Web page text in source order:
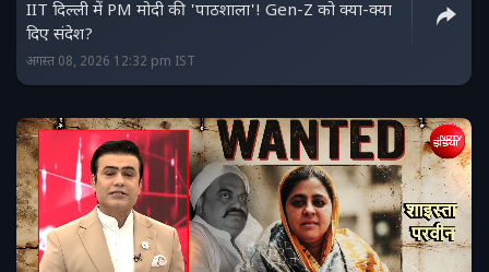
IIT दिल्ली में PM मोदी की 'पाठशाला'! Gen-Z को क्या-क्या
दिए संदेश?
अगस्त 08, 2026 12:32 pm IST